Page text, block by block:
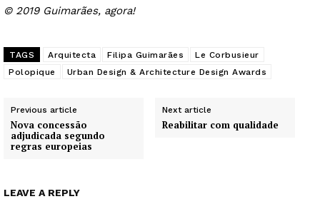
Artigos
Europa
Quero ser Assinante
© 2019 Guimarães, agora!
TAGS Arquitecta Filipa Guimarães
Le Corbusieur
Polopique
Urban Design & Architecture Design Awards
Previous article
Nova concessão
adjudicada segundo
regras europeias
Next article
Reabilitar com qualidade
LEAVE A REPLY